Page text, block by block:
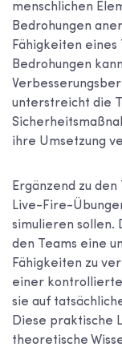
menschlichen
Bedrohungen
Fähigkeiten eines
Bedrohungen
unterstreicht die
ihre Umsetzung
Ergänzend zu
Live-Fire-
simulieren sollen.
den Teams eine
Fähigkeiten zu
einer
sie auf
Diese praktische
theoretische